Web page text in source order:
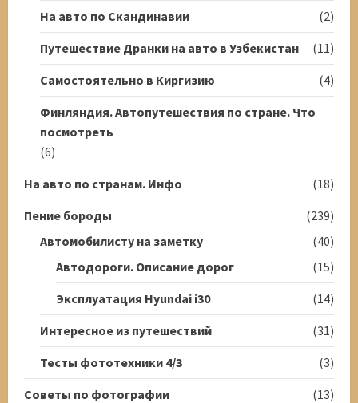
На авто по Скандинавии
(2)
Путешествие Дранки на авто в Узбекистан
(11)
Самостоятельно в Киргизию
(4)
Финляндия. Автопутешествия по стране. Что
посмотреть
(6)
На авто по странам. Инфо
(18)
Пение бороды
(239)
Автомобилисту на заметку
(40)
Автодороги. Описание дорог
(15)
Эксплуатация Hyundai i30
(14)
Интересное из путешествий
(31)
Тесты фототехники 4/3
(3)
Советы по фотографии
(13)